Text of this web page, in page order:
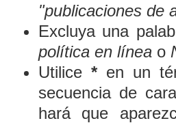
"publicaciones de
Excluya una
política en líneao
Utilice *en un
secuencia de
hará que